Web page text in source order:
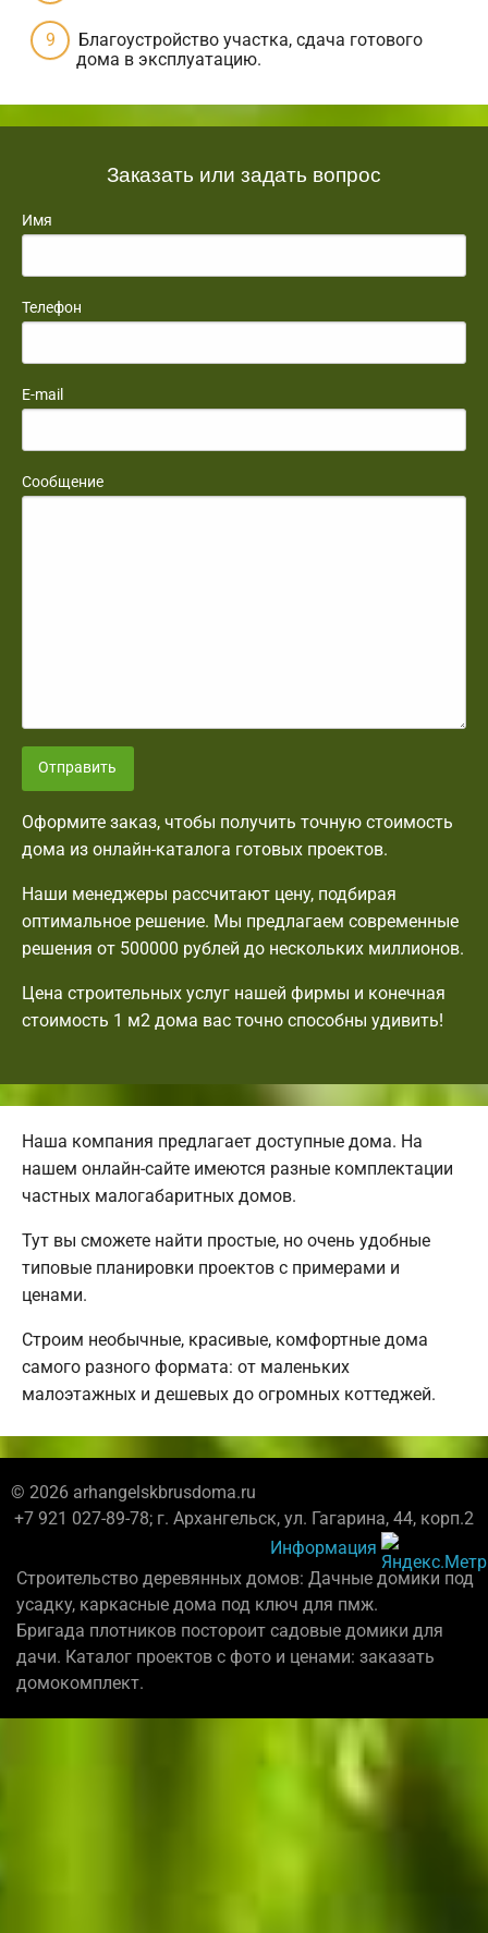
Благоустройство участка, сдача готового
дома в эксплуатацию.
Заказать или задать вопрос
Имя
Телефон
E-mail
Сообщение
Отправить
Оформите заказ, чтобы получить точную стоимость
дома из онлайн-каталога готовых проектов.
Наши менеджеры рассчитают цену, подбирая
оптимальное решение. Мы предлагаем современные
решения от 500000 рублей до нескольких миллионов.
Цена строительных услуг нашей фирмы и конечная
стоимость 1 м2 дома вас точно способны удивить!
Наша компания предлагает доступные дома. На
нашем онлайн-сайте имеются разные комплектации
частных малогабаритных домов.
Тут вы сможете найти простые, но очень удобные
типовые планировки проектов с примерами и
ценами.
Строим необычные, красивые, комфортные дома
самого разного формата: от маленьких
малоэтажных и дешевых до огромных коттеджей.
© 2026 arhangelskbrusdoma.ru
+7 921 027-89-78; г. Архангельск, ул. Гагарина, 44, корп.2
Информация
Строительство деревянных домов: Дачные домики под
усадку, каркасные дома под ключ для пмж.
Бригада плотников постороит садовые домики для
дачи. Каталог проектов с фото и ценами: заказать
домокомплект.